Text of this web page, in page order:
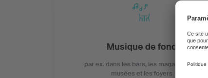
Musique de fond
par ex. dans les bars, les magasins, les
musées et les foyers